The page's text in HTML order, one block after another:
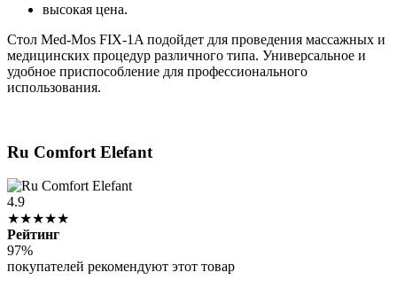
высокая цена.
Стол Med-Mos FIX-1A подойдет для проведения массажных и
медицинских процедур различного типа. Универсальное и
удобное приспособление для профессионального
использования.
Ru Comfort Elefant
4.9
★★★★★
Рейтинг
97%
покупателей рекомендуют этот товар